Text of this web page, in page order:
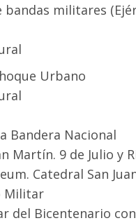
bandas militares
Urbano
Bandera Nacional
Martín. 9 de Julio y
Catedral San
Militar
del Bicentenario